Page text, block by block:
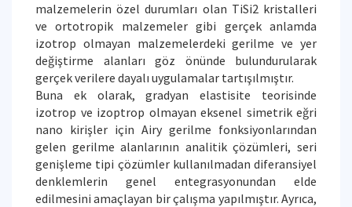
malzemelerin özel durumları olan TiSi2 kristalleri
ve ortotropik malzemeler gibi gerçek anlamda
izotrop olmayan malzemelerdeki gerilme ve yer
değiştirme alanları göz önünde bulundurularak
gerçek verilere dayalı uygulamalar tartışılmıştır.
Buna ek olarak, gradyan elastisite teorisinde
izotrop ve izoptrop olmayan eksenel simetrik eğri
nano kirişler için Airy gerilme fonksiyonlarından
gelen gerilme alanlarının analitik çözümleri, seri
genişleme tipi çözümler kullanılmadan diferansiyel
denklemlerin genel entegrasyonundan elde
edilmesini amaçlayan bir çalışma yapılmıştır. Ayrıca,